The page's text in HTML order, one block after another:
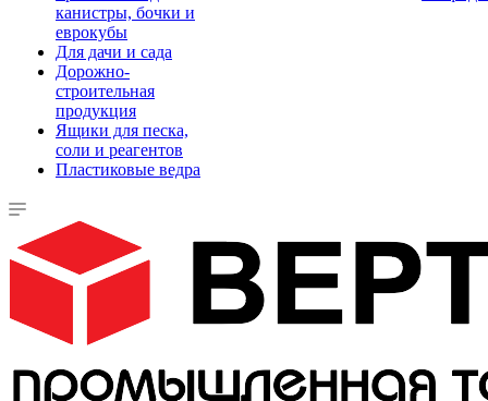
канистры, бочки и
еврокубы
Для дачи и сада
Дорожно-
строительная
продукция
Ящики для песка,
соли и реагентов
Пластиковые ведра